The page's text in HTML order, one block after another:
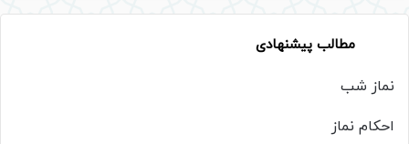
مطالب پیشنهادی
نماز شب
احکام نماز